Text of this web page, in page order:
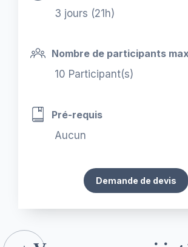
3 jours (21h)
Nombre de participants
10 Participant(s)
Pré-requis
Aucun
Demande de devis